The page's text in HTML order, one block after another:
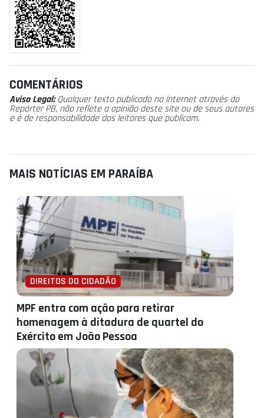
COMENTÁRIOS
Aviso Legal:Qualquer texto publicado na internet através do
Repórter PB, não reflete a opinião deste site ou de seus autores
e é de responsabilidade dos leitores que publicam.
MAIS NOTÍCIAS EM PARAÍBA
DIREITOS DO CIDADÃO
MPF entra com ação para retirar
homenagem à ditadura de quartel do
Exército em João Pessoa